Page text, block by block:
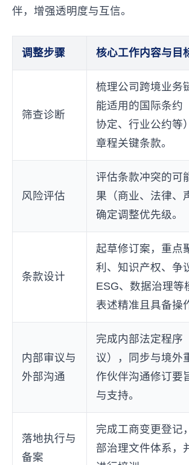
伴，增强透明度与互信。
调整步骤 核心工作内容与目
筛查诊断
梳理公司跨境业务
能适用的国际条约
协定、行业公约等
章程关键条款。
风险评估
评估条款冲突的可
果（商业、法律、
确定调整优先级。
条款设计
起草修订案，重点
利、知识产权、争
ESG、数据治理等
表述精准且具备操
内部审议与
外部沟通
完成内部法定程序
议），同步与境外
作伙伴沟通修订要
与支持。
落地执行与
备案
完成工商变更登记
部治理文件体系，